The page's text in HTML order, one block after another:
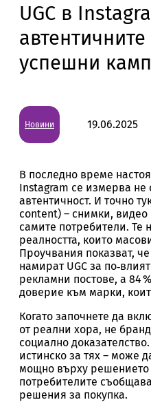
UGC в
успешни
Новини 19.06.2025
В последно време
Instagram се измерва не
автентичност. И точно
content) – снимки,
самите потребители. Те
реалността, които
Проучвания показват,
намират UGC за
рекламни постове, а 84
доверие към марки,
Когато започнете да
от реални хора, не
социално
истинско за тях – може
мощно върху решението
потребителите
решения за покупка.